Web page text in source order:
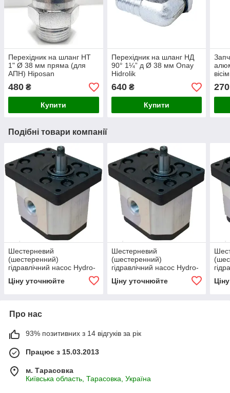
Перехідник на шланг НТ
1" Ø 38 мм пряма (для
АПН) Hiposan
480 ₴
Купити
Перехідник на шланг НД
90° 1¼” д Ø 38 мм Onay
Hidrolik
640₴
Купити
270
Подібні товари компанії
Шестерневий
(шестеренний)
гідравлічний насос Hydro-
Ціну уточнюйте
Шестерневий
(шестеренний)
гідравлічний насос Hydro-
Ціну уточнюйте
Про нас
93% позитивних з 14 відгуків за рік
Працює з 15.03.2013
м. Тарасовка
Київська область, Тарасовка, Україна